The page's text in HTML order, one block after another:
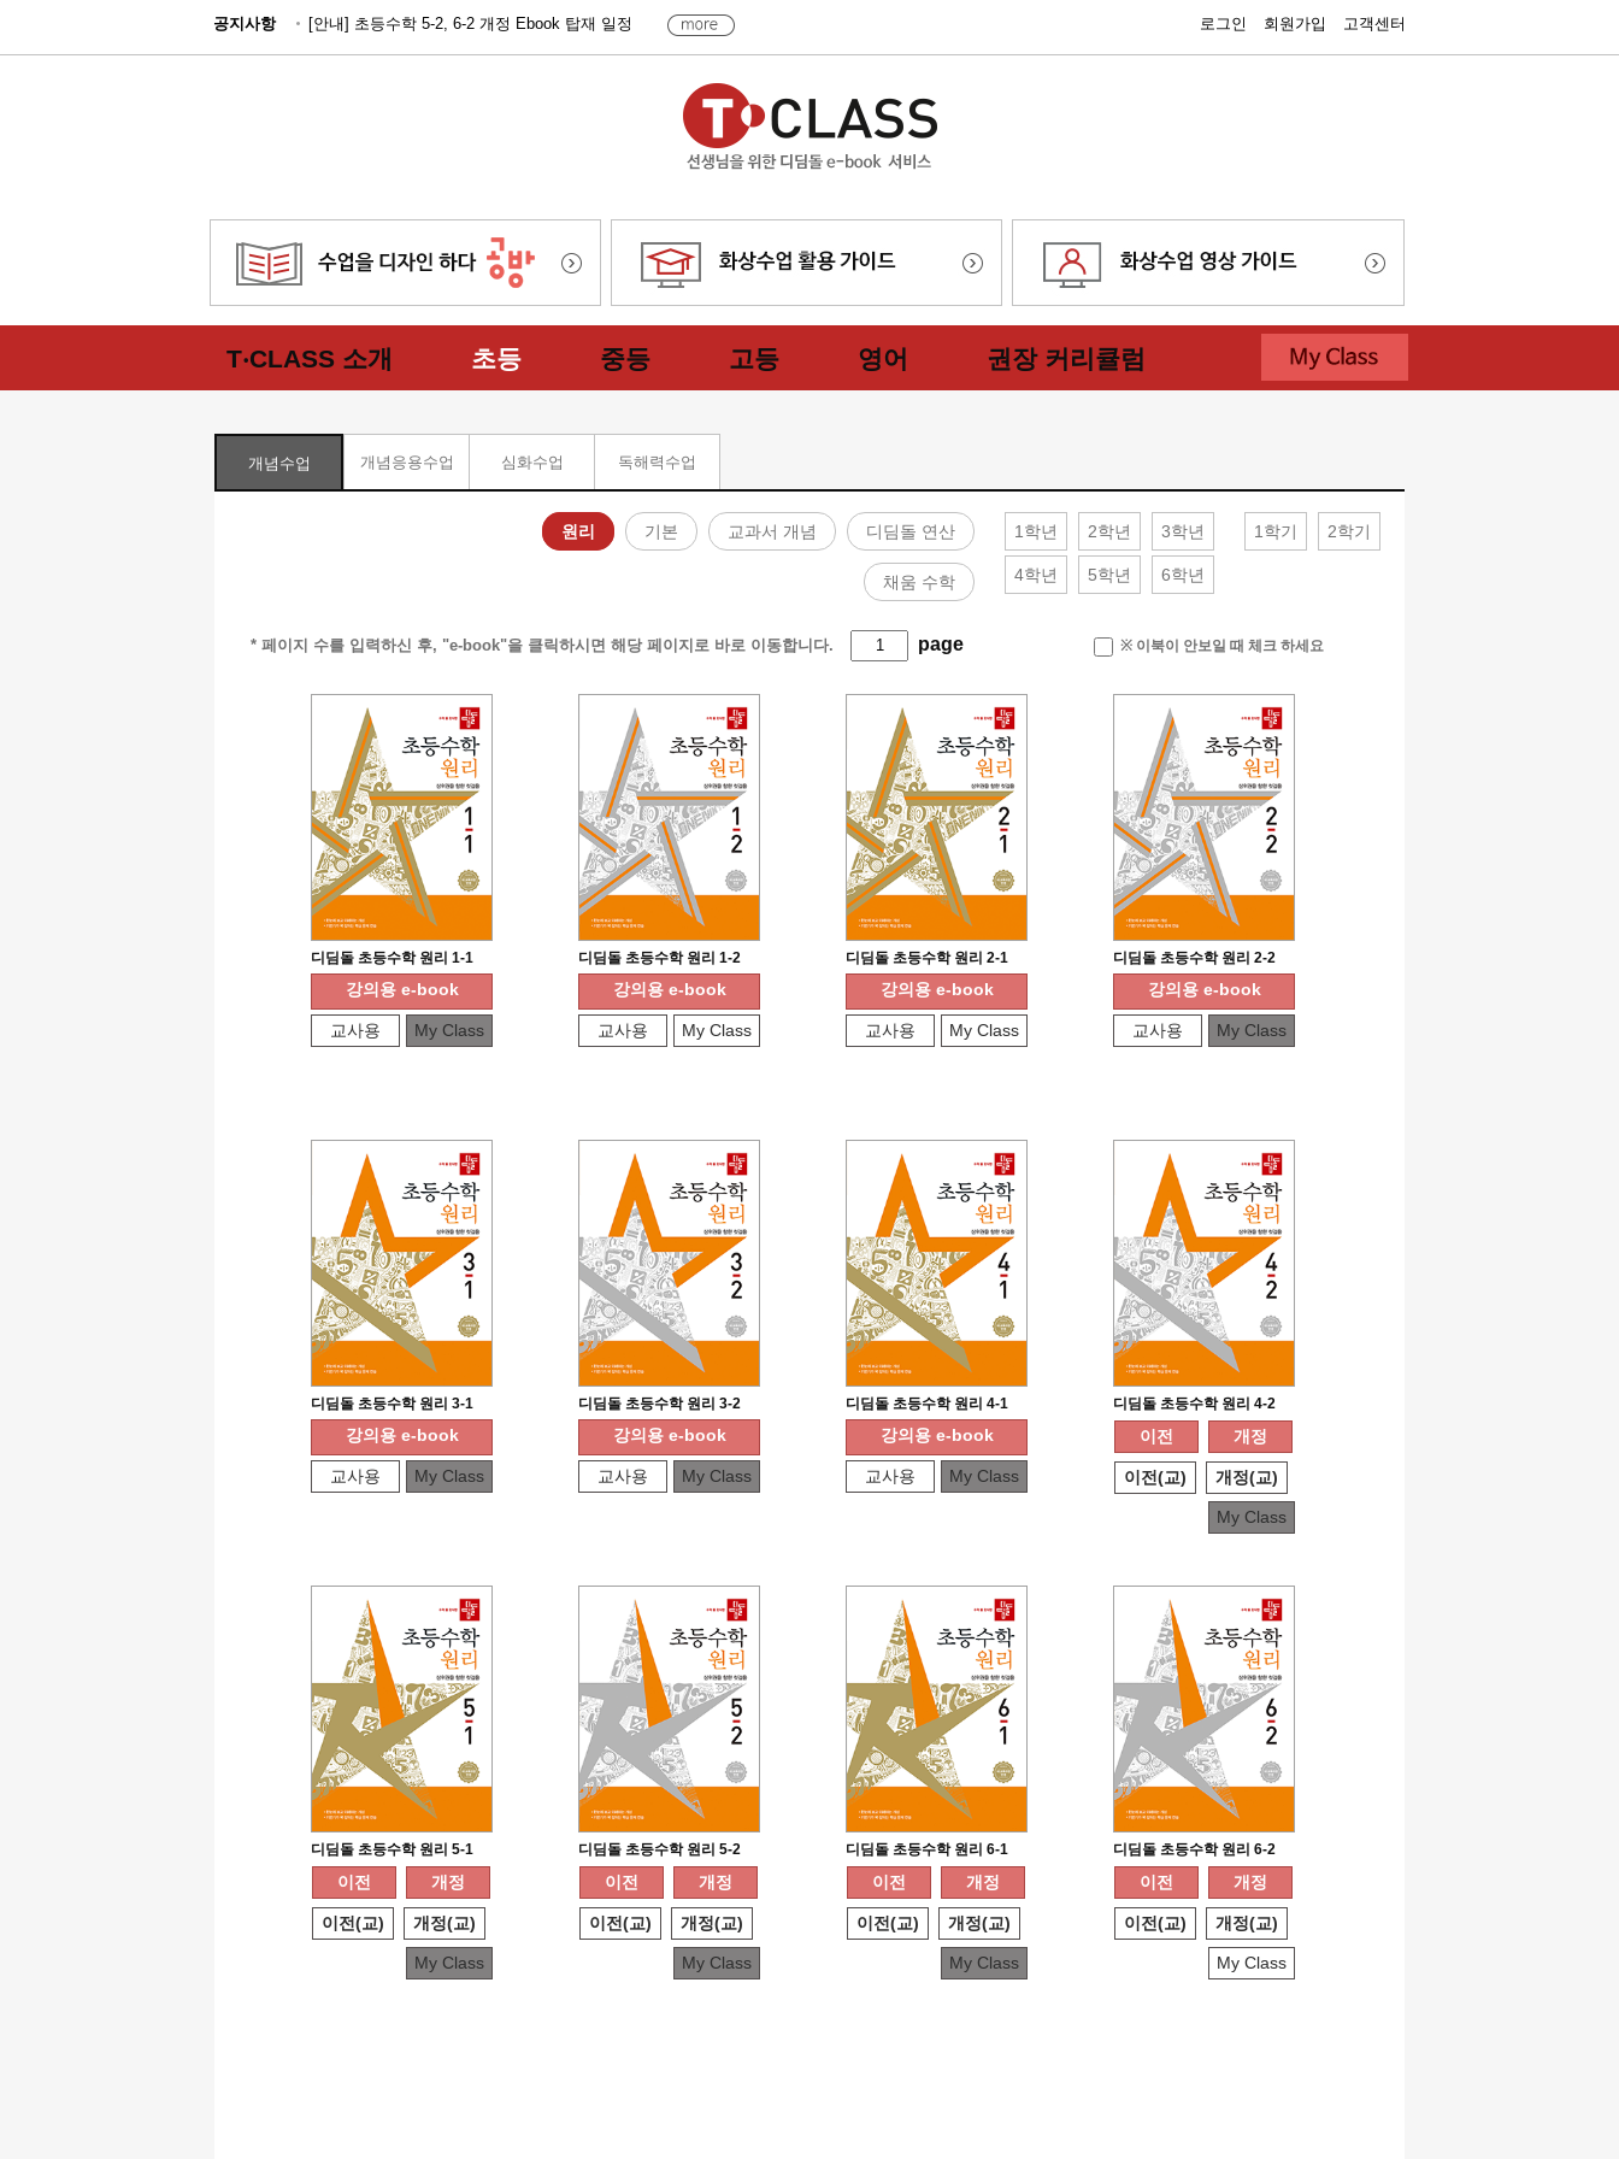
공지사항 [안내] 초등수학 5-2, 6-2 개정 Ebook 탑재 일정 로그인 회원가입 고객센터
T‧CLASS 소개 초등 중등 고등 영어 권장 커리큘럼
개념수업 개념응용수업 심화수업 독해력수업
1학기 2학기
1학년 2학년 3학년
4학년 5학년 6학년
원리 기본 교과서 개념 디딤돌 연산
채움 수학
* 페이지 수를 입력하신 후, "e-book"을 클릭하시면 해당 페이지로 바로 이동합니다. page ※ 이북이 안보일 때 체크 하세요
디딤돌 초등수학 원리 1-1
강의용 e-book
교사용 My Class
디딤돌 초등수학 원리 1-2
강의용 e-book
교사용 My Class
디딤돌 초등수학 원리 2-1
강의용 e-book
교사용 My Class
디딤돌 초등수학 원리 2-2
강의용 e-book
교사용 My Class
디딤돌 초등수학 원리 3-1
강의용 e-book
교사용 My Class
디딤돌 초등수학 원리 3-2
강의용 e-book
교사용 My Class
디딤돌 초등수학 원리 4-1
강의용 e-book
교사용 My Class
디딤돌 초등수학 원리 4-2
이전 개정
이전(교) 개정(교)
My Class
디딤돌 초등수학 원리 5-1
이전 개정
이전(교) 개정(교)
My Class
디딤돌 초등수학 원리 5-2
이전 개정
이전(교) 개정(교)
My Class
디딤돌 초등수학 원리 6-1
이전 개정
이전(교) 개정(교)
My Class
디딤돌 초등수학 원리 6-2
이전 개정
이전(교) 개정(교)
My Class